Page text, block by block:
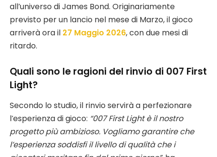
all’universo di James Bond. Originariamente
previsto per un lancio nel mese di Marzo, il gioco
arriverà ora il 27 Maggio 2026, con due mesi di
ritardo.
Quali sono le ragioni del rinvio di 007 First
Light?
Secondo lo studio, il rinvio servirà a perfezionare
l’esperienza di gioco: “007 First Light è il nostro
progetto più ambizioso. Vogliamo garantire che
l’esperienza soddisfi il livello di qualità che i